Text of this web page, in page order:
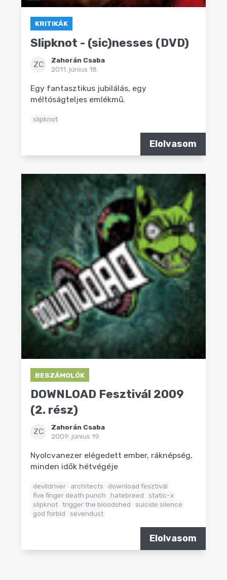
KRITIKÁK
Slipknot - (sic)nesses (DVD)
ZC
Zahorán Csaba
2011. június 18.
Egy fantasztikus jubilálás, egy
méltóságteljes emlékmű.
slipknot
Elolvasom
BESZÁMOLÓK
DOWNLOAD Fesztivál 2009
(2. rész)
ZC
Zahorán Csaba
2009. június 19.
Nyolcvanezer elégedett ember, ráknépség,
minden idők hétvégéje
devildriver architects
download fesztivál
five finger death punch
hatebreed
static-x
slipknot trigger the bloodshed
suicide silence
god forbid
sevendust
Elolvasom